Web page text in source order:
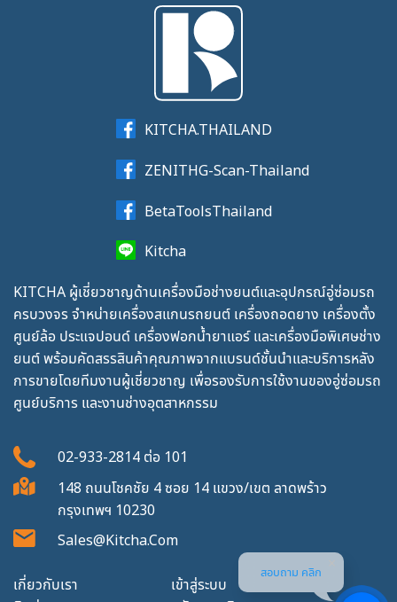
KITCHA.THAILAND
ZENITHG-Scan-Thailand
BetaToolsThailand
Kitcha
KITCHA ผู้เชี่ยวชาญด้านเครื่องมือช่างยนต์และอุปกรณ์อู่ซ่อมรถ
ครบวงจร จำหน่ายเครื่องสแกนรถยนต์ เครื่องถอดยาง เครื่องตั้ง
ศูนย์ล้อ ประแจปอนด์ เครื่องฟอกน้ำยาแอร์ และเครื่องมือพิเศษช่าง
ยนต์ พร้อมคัดสรรสินค้าคุณภาพจากแบรนด์ชั้นนำและบริการหลัง
การขายโดยทีมงานผู้เชี่ยวชาญ เพื่อรองรับการใช้งานของอู่ซ่อมรถ
ศูนย์บริการ และงานช่างอุตสาหกรรม
02-933-2814 ต่อ 101
148 ถนนโชคชัย 4 ซอย 14 แขวง/เขต ลาดพร้าว
กรุงเทพฯ 10230
Sales@kitcha.com
เกี่ยวกับเรา
เข้าสู่ระบบ
สอบถาม คลิก